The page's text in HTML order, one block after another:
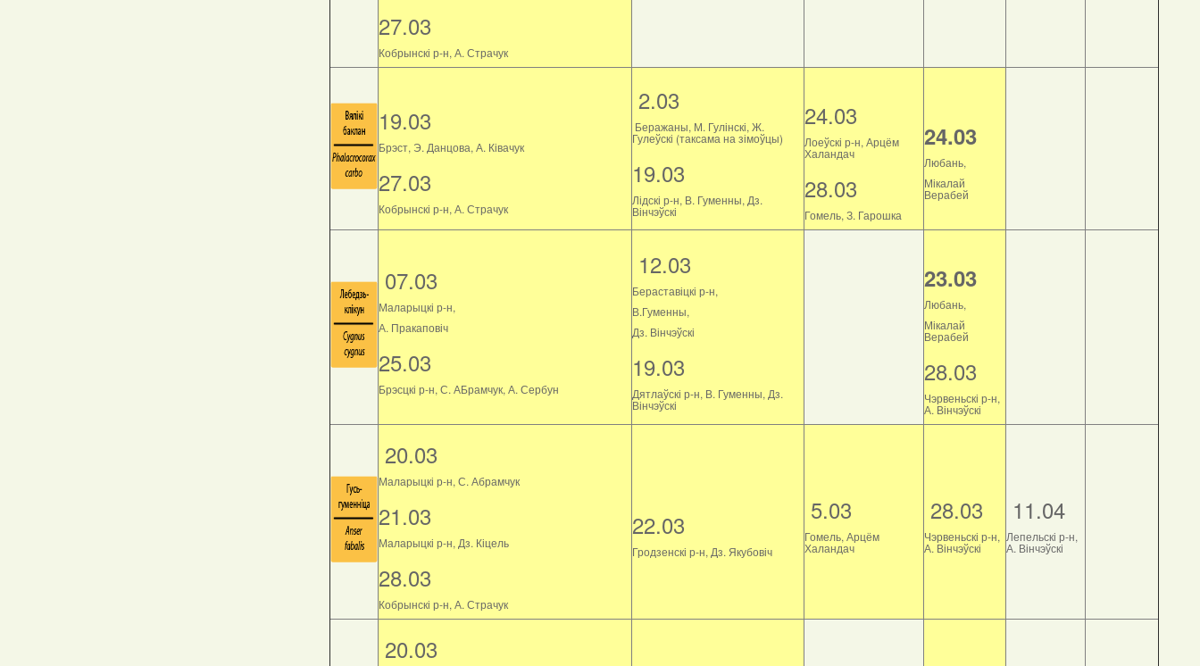
27.03
Кобрынскі р-н, А. Страчук
19.03
Брэст, Э. Данцова, А. Ківачук
27.03
Кобрынскі р-н, А. Страчук
2.03
Беражаны, М. Гулінскі, Ж.
Гулеўскі (таксама на зімоўцы)
19.03
Лідскі р-н, В. Гуменны, Дз.
Вінчэўскі
24.03
Лоеўскі р-н, Арцём
Халандач
28.03
Гомель, З. Гарошка
24.03
Любань,
Мікалай
Верабей
07.03
Маларыцкі р-н,
А. Пракаповіч
25.03
Брэсцкі р-н, С. АБрамчук, А. Сербун
12.03
Бераставіцкі р-н,
В.Гуменны,
Дз. Вінчэўскі
19.03
Дятлаўскі р-н, В. Гуменны, Дз.
Вінчэўскі
23.03
Любань,
Мікалай
Верабей
28.03
Чэрвеньскі р-н,
А. Вінчэўскі
20.03
Маларыцкі р-н, С. Абрамчук
21.03
Маларыцкі р-н, Дз. Кіцель
28.03
Кобрынскі р-н, А. Страчук
22.03
Гродзенскі р-н, Дз. Якубовіч
5.03
Гомель, Арцём
Халандач
28.03
Чэрвеньскі р-н,
А. Вінчэўскі
11.04
Лепельскі р-н,
А. Вінчэўскі
20.03